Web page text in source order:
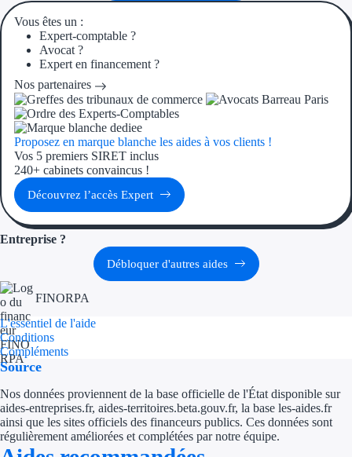
Aides Région
Aides Région
Aides Région
Nos tarifs
Ressources
FAQ
Vous êtes un :
Expert-comptable ?
Avocat ?
Expert en financement ?
Nos partenaires
Proposez en marque blanche les aides à vos clients !
Vos 5 premiers SIRET inclus
240+ cabinets convaincus !
Découvrez l’accès Expert
Entreprise ?
Débloquer d'autres aides
FINORPA
L'essentiel de l'aide
Conditions
Compléments
Source
Nos données proviennent de la base officielle de l'État disponible sur
aides-entreprises.fr, aides-territoires.beta.gouv.fr, la base les-aides.fr
ainsi que les sites officiels des financeurs publics. Ces données sont
régulièrement améliorées et complétées par notre équipe.